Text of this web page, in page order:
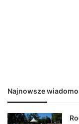
Najnowsze